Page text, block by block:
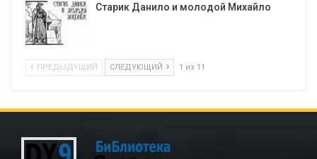
Старик Данило и молодой Михайло
ПРЕДЫДУЩИЙ СЛЕДУЮЩИЙ 1 из 11